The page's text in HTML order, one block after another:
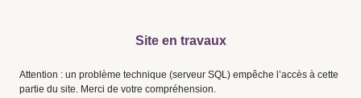
Site en travaux
Attention : un problème technique (serveur SQL) empêche l’accès à cette
partie du site. Merci de votre compréhension.